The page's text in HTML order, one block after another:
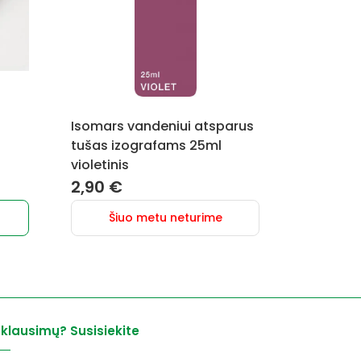
Isomars vandeniui atsparus
tušas izografams 25ml
violetinis
2,90 €
Šiuo metu neturime
Susisiekite